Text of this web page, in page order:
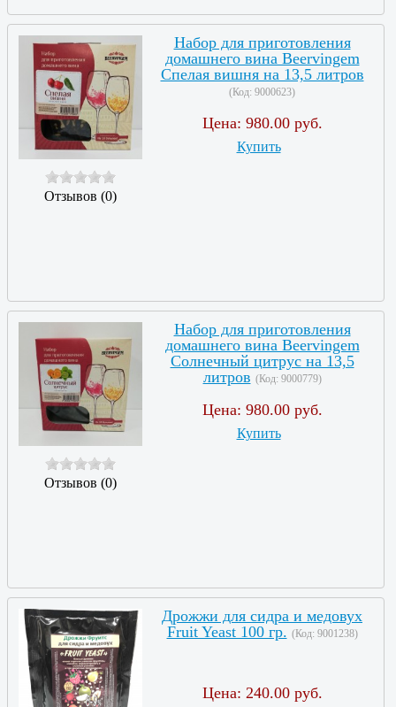
Отзывов (0)
Набор для приготовления
домашнего вина Beervingem
Спелая вишня на 13,5 литров
(Код: 9000623)
Цена: 980.00 руб.
Купить
Отзывов (0)
Набор для приготовления
домашнего вина Beervingem
Солнечный цитрус на 13,5
литров (Код: 9000779)
Цена: 980.00 руб.
Купить
Дрожжи для сидра и медовух
Fruit Yeast 100 гр. (Код: 9001238)
Цена: 240.00 руб.